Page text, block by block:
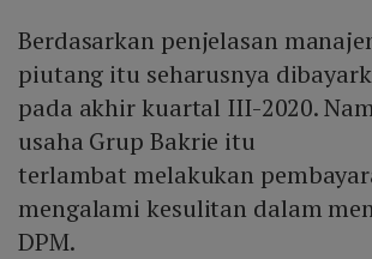
Berdasarkan penjelasan
piutang itu seharusnya
pada akhir kuartal III-2020.
usaha Grup Bakrie itu
terlambat melakukan
mengalami kesulitan dalam
DPM.